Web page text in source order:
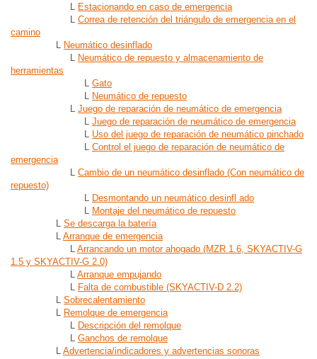
L Estacionando en caso de emergencia
L Correa de retención del triángulo de emergencia en el
camino
L Neumático desinflado
L Neumático de repuesto y almacenamiento de
herramientas
L Gato
L Neumático de repuesto
L Juego de reparación de neumático de emergencia
L Juego de reparación de neumático de emergencia
L Uso del juego de reparación de neumático pinchado
L Control el juego de reparación de neumático de
emergencia
L Cambio de un neumático desinflado (Con neumático de
repuesto)
L Desmontando un neumático desinfl ado
L Montaje del neumático de repuesto
L Se descarga la batería
L Arranque de emergencia
L Arrancando un motor ahogado (MZR 1.6, SKYACTIV-G
1.5 y SKYACTIV-G 2.0)
L Arranque empujando
L Falta de combustible (SKYACTIV-D 2.2)
L Sobrecalentamiento
L Remolque de emergencia
L Descripción del remolque
L Ganchos de remolque
L Advertencia/indicadores y advertencias sonoras